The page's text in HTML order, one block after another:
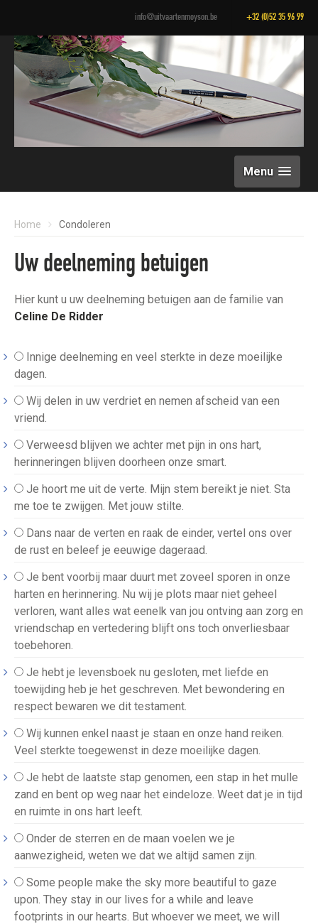
info@uitvaartenmoyson.be +32 (0)52 35 96 99
Menu
Home Condoleren
Uw deelneming betuigen
Hier kunt u uw deelneming betuigen aan de familie van
Celine De Ridder
Innige deelneming en veel sterkte in deze moeilijke
dagen.
Wij delen in uw verdriet en nemen afscheid van een
vriend.
Verweesd blijven we achter met pijn in ons hart,
herinneringen blijven doorheen onze smart.
Je hoort me uit de verte. Mijn stem bereikt je niet. Sta
me toe te zwijgen. Met jouw stilte.
Dans naar de verten en raak de einder, vertel ons over
de rust en beleef je eeuwige dageraad.
Je bent voorbij maar duurt met zoveel sporen in onze
harten en herinnering. Nu wij je plots maar niet geheel
verloren, want alles wat eenelk van jou ontving aan zorg en
vriendschap en vertedering blijft ons toch onverliesbaar
toebehoren.
Je hebt je levensboek nu gesloten, met liefde en
toewijding heb je het geschreven. Met bewondering en
respect bewaren we dit testament.
Wij kunnen enkel naast je staan en onze hand reiken.
Veel sterkte toegewenst in deze moeilijke dagen.
Je hebt de laatste stap genomen, een stap in het mulle
zand en bent op weg naar het eindeloze. Weet dat je in tijd
en ruimte in ons hart leeft.
Onder de sterren en de maan voelen we je
aanwezigheid, weten we dat we altijd samen zijn.
Some people make the sky more beautiful to gaze
upon. They stay in our lives for a while and leave
footprints in our hearts. But whoever we meet, we will